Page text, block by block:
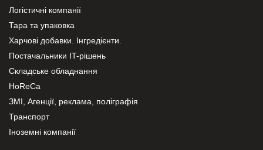
Логістичні компанії
Тара та упаковка
Харчові добавки. Інгредієнти.
Постачальники IT-рішень
Складське обладнання
HoReCa
ЗМІ, Агенції, реклама, поліграфія
Транспорт
Іноземні компанії